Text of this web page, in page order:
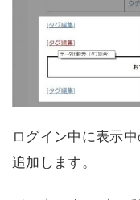
ログイン中に表示
追加します。